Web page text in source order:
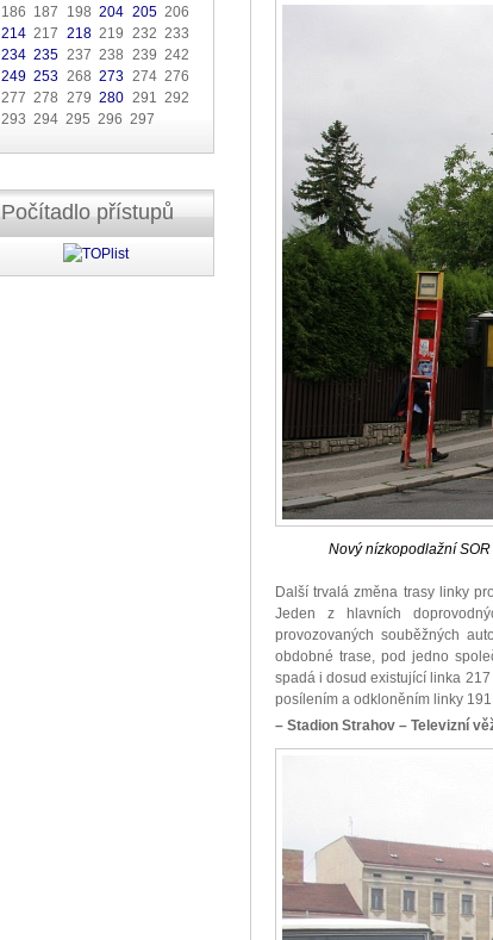
186 187 198204 205206
214 217 218219 232 233
234 235 237 238 239 242
249 253 268273 274 276
277 278 279280 291 292
293 294 295 296 297
Počítadlo přístupů
Nový nízkopodlažní
Další trvalá změna trasy linky
Jeden z hlavních
provozovaných souběžných
obdobné trase, pod jedno
spadá i dosud existující linka
posílením a odkloněním linky
– Stadion Strahov – Televizní